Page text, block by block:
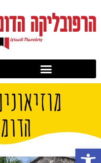
פתח סרגל נגישות